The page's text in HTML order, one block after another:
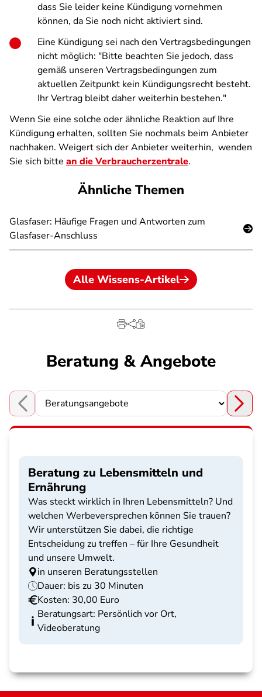
dass Sie leider keine Kündigung vornehmen
können, da Sie noch nicht aktiviert sind.
Eine Kündigung sei nach den Vertragsbedingungen
nicht möglich: "Bitte beachten Sie jedoch, dass
gemäß unseren Vertragsbedingungen zum
aktuellen Zeitpunkt kein Kündigungsrecht besteht.
Ihr Vertrag bleibt daher weiterhin bestehen."
Wenn Sie eine solche oder ähnliche Reaktion auf Ihre
Kündigung erhalten, sollten Sie nochmals beim Anbieter
nachhaken. Weigert sich der Anbieter weiterhin, wenden
Sie sich bitte an die Verbraucherzentrale.
Ähnliche Themen
Glasfaser: Häufige Fragen und Antworten zum
Glasfaser-Anschluss
Alle Wissens-Artikel
Beratung & Angebote
Choose a section
Beratung zu Lebensmitteln und
Ernährung
Was steckt wirklich in Ihren Lebensmitteln? Und
welchen Werbeversprechen können Sie trauen?
Wir unterstützen Sie dabei, die richtige
Entscheidung zu treffen – für Ihre Gesundheit
und unsere Umwelt.
in unseren Beratungsstellen
Dauer: bis zu 30 Minuten
Kosten: 30,00 Euro
Beratungsart: Persönlich vor Ort,
Videoberatung